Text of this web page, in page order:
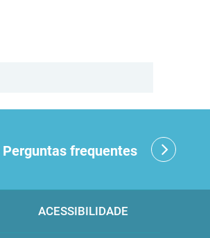
Perguntas frequentes
ACESSIBILIDADE